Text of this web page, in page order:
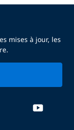
mises à jour, les